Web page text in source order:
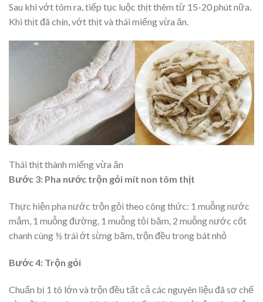
Sau khi vớt tôm ra, tiếp tục luộc thịt thêm từ 15-20 phút nữa.
Khi thịt đã chín, vớt thịt và thái miếng vừa ăn.
Thái thịt thành miếng vừa ăn
Bước 3: Pha nước trộn gỏi mít non tôm thịt
Thực hiện pha nước trộn gỏi theo công thức: 1 muỗng nước
mắm, 1 muỗng đường, 1 muỗng tỏi băm, 2 muỗng nước cốt
chanh cùng ½ trái ớt sừng băm, trộn đều trong bát nhỏ
Bước 4: Trộn gỏi
Chuẩn bị 1 tô lớn và trộn đều tất cả các nguyên liệu đã sơ chế